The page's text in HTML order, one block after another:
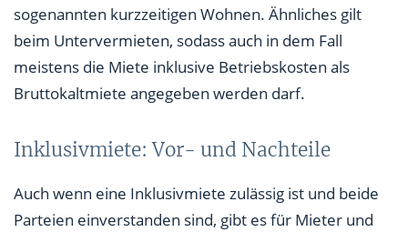
sogenannten kurzzeitigen Wohnen. Ähnliches gilt
beim Untervermieten, sodass auch in dem Fall
meistens die Miete inklusive Betriebskosten als
Bruttokaltmiete angegeben werden darf.
Inklusivmiete: Vor- und Nachteile
Auch wenn eine Inklusivmiete zulässig ist und beide
Parteien einverstanden sind, gibt es für Mieter und